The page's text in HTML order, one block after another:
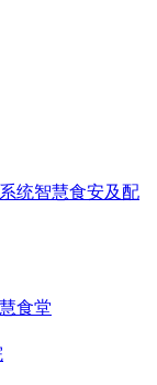
统智慧食安及配
食堂